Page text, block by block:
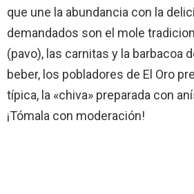
que une la abundancia con la
demandados son el mole
(pavo), las carnitas y la barbacoa
beber, los pobladores de El Oro
típica, la «chiva» preparada con
¡Tómala con moderación!